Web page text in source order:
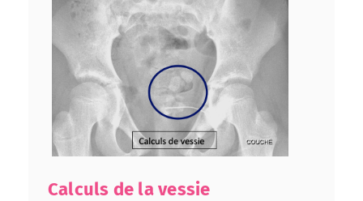
Calculs de la vessie